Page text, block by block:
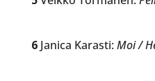
6Janica Karasti: Moi /